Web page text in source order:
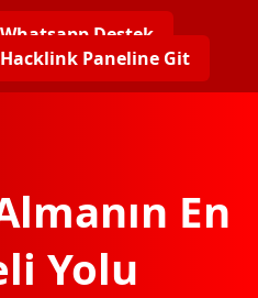
Whatsapp Destek
Hacklink Paneline Git
En
Yolu